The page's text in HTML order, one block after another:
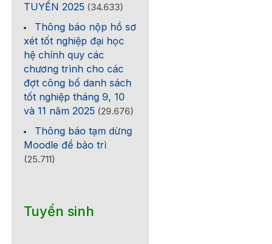
TUYỂN 2025 (34.633)
Thông báo nộp hồ sơ
xét tốt nghiệp đại học
hệ chính quy các
chương trình cho các
đợt công bố danh sách
tốt nghiệp tháng 9, 10
và 11 năm 2025 (29.676)
Thông báo tạm dừng
Moodle để bảo trì
(25.711)
Tuyển sinh